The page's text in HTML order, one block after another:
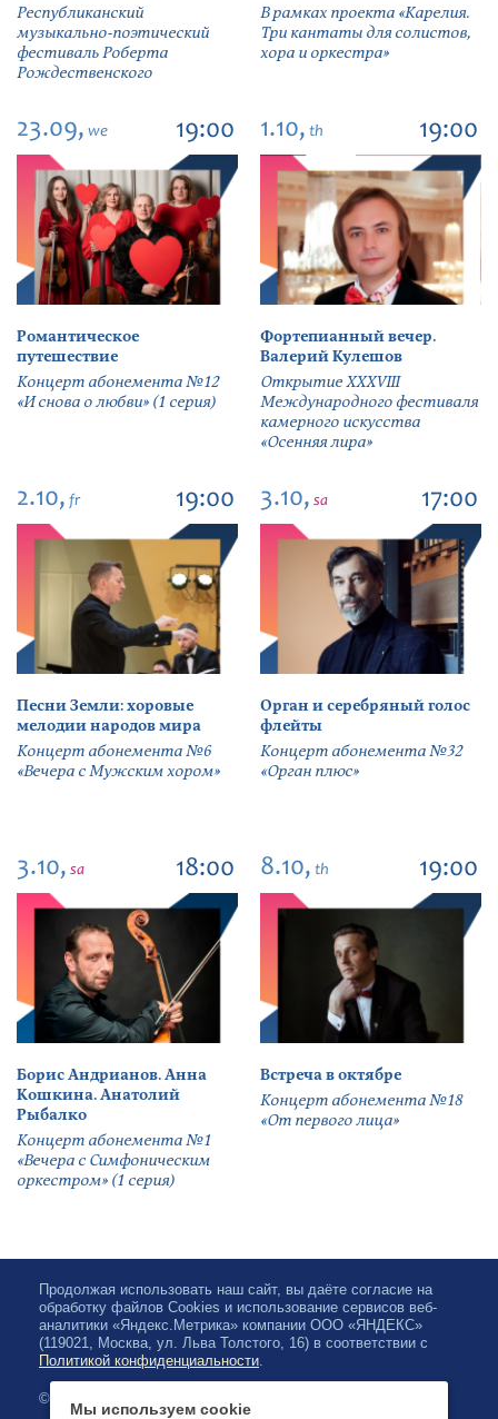
Республиканский
музыкально-поэтический
фестиваль Роберта
Рождественского
В рамках проекта «Карелия.
Три кантаты для солистов,
хора и оркестра»
23.09, we 19:00
Романтическое
путешествие
Концерт абонемента №12
«И снова о любви» (1 серия)
1.10, th 19:00
Фортепианный вечер.
Валерий Кулешов
Открытие ХХХVIII
Международного фестиваля
камерного искусства
«Осенняя лира»
2.10, fr 19:00
Песни Земли: хоровые
мелодии народов мира
Концерт абонемента №6
«Вечера с Мужским хором»
3.10, sa 17:00
Орган и серебряный голос
флейты
Концерт абонемента №32
«Орган плюс»
3.10, sa 18:00
Борис Андрианов. Анна
Кошкина. Анатолий
Рыбалко
Концерт абонемента №1
«Вечера с Симфоническим
оркестром» (1 серия)
8.10, th 19:00
Встреча в октябре
Концерт абонемента №18
«От первого лица»
Продолжая использовать наш сайт, вы даёте согласие на
обработку файлов Cookies и использование сервисов веб-
аналитики «Яндекс.Метрика» компании ООО «ЯНДЕКС»
(119021, Москва, ул. Льва Толстого, 16) в соответствии с
Политикой конфиденциальности.
© 2026, Karelian State Philharmonic
Мы используем cookie